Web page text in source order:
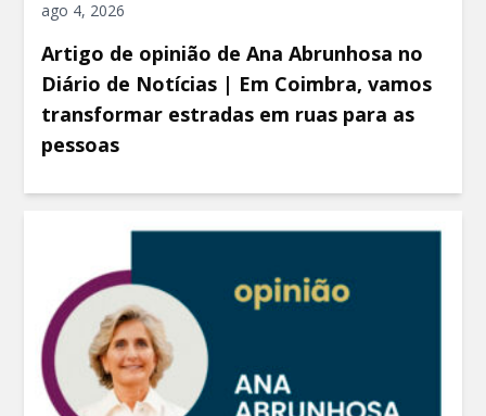
ago 4, 2026
Artigo de opinião de Ana Abrunhosa no
Diário de Notícias | Em Coimbra, vamos
transformar estradas em ruas para as
pessoas